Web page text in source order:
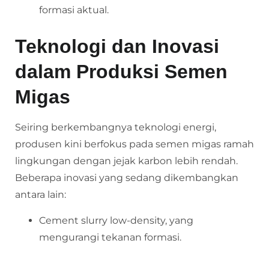
formasi aktual.
Teknologi dan Inovasi
dalam Produksi Semen
Migas
Seiring berkembangnya teknologi energi,
produsen kini berfokus pada semen migas ramah
lingkungan dengan jejak karbon lebih rendah.
Beberapa inovasi yang sedang dikembangkan
antara lain:
Cement slurry low-density, yang
mengurangi tekanan formasi.